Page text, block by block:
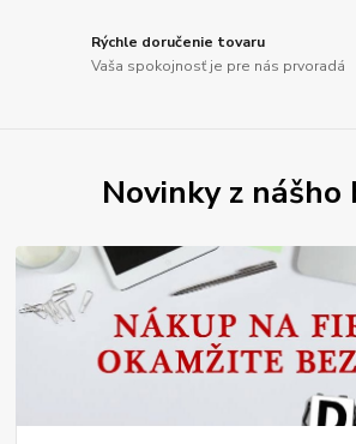
Rýchle doručenie tovaru
Vaša spokojnosť je pre nás prvoradá
Novinky z nášho